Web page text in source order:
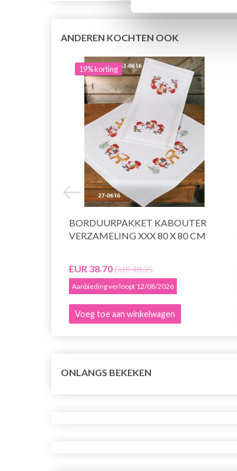
ANDEREN KOCHTEN OOK
19% korting
BORDUURPAKKET KABOUTER
VERZAMELING XXX 80 X 80 CM
EUR 38.70EUR 48.35
Aanbieding verloopt 12/08/2026
Voeg toe aan winkelwagen
ONLANGS BEKEKEN